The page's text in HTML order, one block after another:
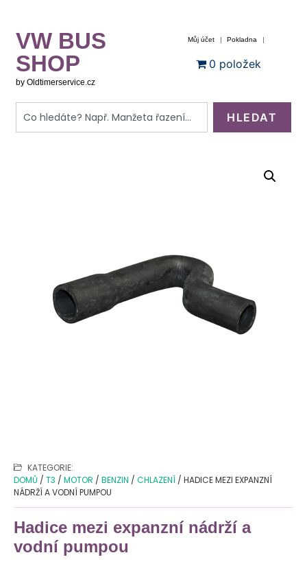
VW BUS
SHOP
by Oldtimerservice.cz
Můj účet Pokladna
0 položek
HLEDAT
KATEGORIE:
DOMŮ / T3 / MOTOR / BENZIN / CHLAZENÍ / HADICE MEZI EXPANZNÍ
NÁDRŽÍ A VODNÍ PUMPOU
Hadice mezi expanzní nádrží a
vodní pumpou